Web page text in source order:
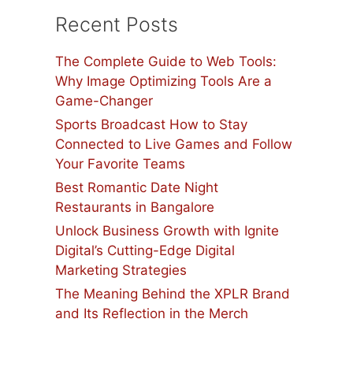
Recent Posts
The Complete Guide to Web Tools:
Why Image Optimizing Tools Are a
Game-Changer
Sports Broadcast How to Stay
Connected to Live Games and Follow
Your Favorite Teams
Best Romantic Date Night
Restaurants in Bangalore
Unlock Business Growth with Ignite
Digital’s Cutting-Edge Digital
Marketing Strategies
The Meaning Behind the XPLR Brand
and Its Reflection in the Merch